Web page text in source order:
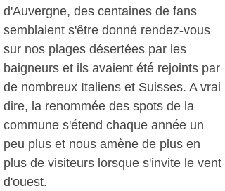
d'Auvergne, des centaines de fans
semblaient s'être donné rendez-vous
sur nos plages désertées par les
baigneurs et ils avaient été rejoints par
de nombreux Italiens et Suisses. A vrai
dire, la renommée des spots de la
commune s'étend chaque année un
peu plus et nous amène de plus en
plus de visiteurs lorsque s'invite le vent
d'ouest.